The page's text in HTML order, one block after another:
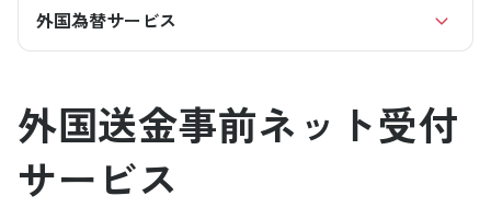
外国為替サービス
外国送金事前ネット受付
サービス